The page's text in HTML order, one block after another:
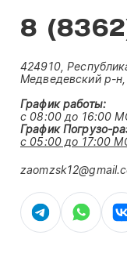
8
424910,
Медведевский р-
График работы:
с 08:00 до 16:00
График Погрузо-
с 05:00 до 17:00